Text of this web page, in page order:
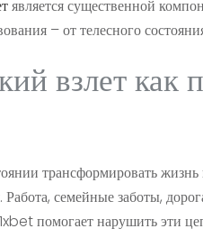
является существенной
– от телесного
взлет как
трансформировать
семейные заботы,
помогает нарушить эти